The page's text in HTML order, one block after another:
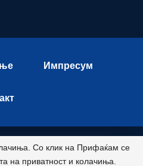
Импресум
All Rights Reserved.
од
Со клик на Прифаќам се
на приватност и колачиња.